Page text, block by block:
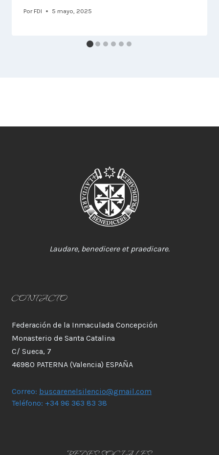
Por FDI 5 mayo, 2025
Laudare, benedicere et praedicare.
CONTACTO
Federación de la Inmaculada Concepción
Monasterio de Santa Catalina
C/ Sueca, 7
46980 PATERNA (Valencia) ESPAÑA
Correo: buscarenelsilencio@gmail.com
Teléfono: +34 96 363 83 38